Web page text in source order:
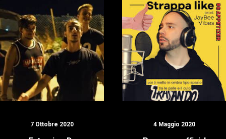
7 Ottobre 2020 4 Maggio 2020